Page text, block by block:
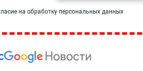
на обработку персональных данных